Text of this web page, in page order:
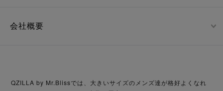
会社概要
QZILLA by Mr.Blissでは、大きいサイズのメンズ達が格好よくなれ